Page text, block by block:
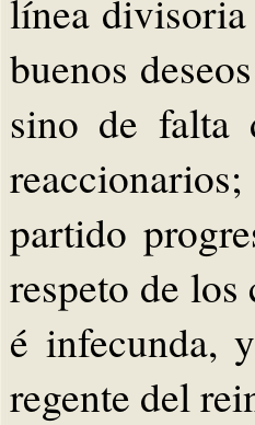
línea divisoria
buenos
sino de falta
partido
respeto de
é infecunda,
regente del